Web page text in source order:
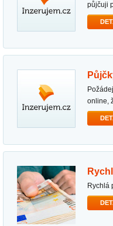
půjčuji
požádejte o půjčku 100% online, získejte rozhodnutí za 10 minut. požádejte o půjčku 100%
online,